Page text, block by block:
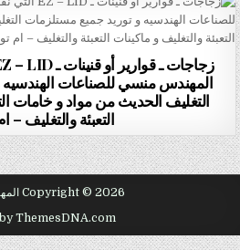
المهندس منسي للصناعات
التغليف الحديث من مواد و خامات
التعبئة والتغليف –
Copyright © 2026 المهندس منسي
ThemesDNA.com